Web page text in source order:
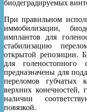
При правильном
иммобилизации,
имплантов для
стабилизацию
открытой репозиции.
для
предназначены для
переломов губчатых
верхних конечностей,
наличии
повязкой.